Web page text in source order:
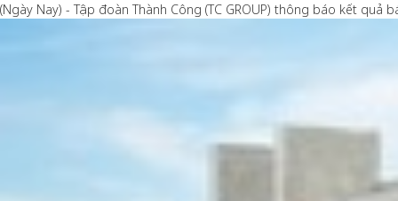
(Ngày Nay) - Tập đoàn Thành Công (TC GROUP) thông báo kết